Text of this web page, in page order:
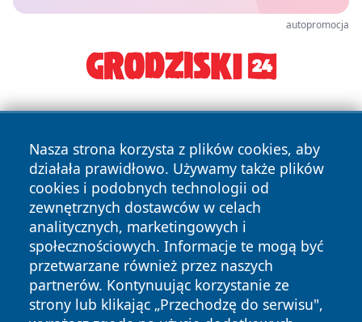
autopromocja
Nasza strona korzysta z plików cookies, aby
działała prawidłowo. Używamy także plików
cookies i podobnych technologii od
zewnętrznych dostawców w celach
analitycznych, marketingowych i
społecznościowych. Informacje te mogą być
przetwarzane również przez naszych
partnerów. Kontynuując korzystanie ze
strony lub klikając „Przechodzę do serwisu",
Copyright © 2026 suwalkinews.pl Wszystkie prawa
zastrzeżone.
News Autorzy
Polityka
Prywatności
Polityka
Cookies